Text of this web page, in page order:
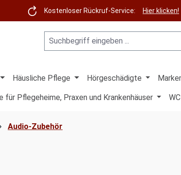
Kostenloser Rückruf-Service: Hier klicken!
Häusliche Pflege Hörgeschädigte
Pflegeheime, Praxen und Krankenhäuser
Audio-Zubehör